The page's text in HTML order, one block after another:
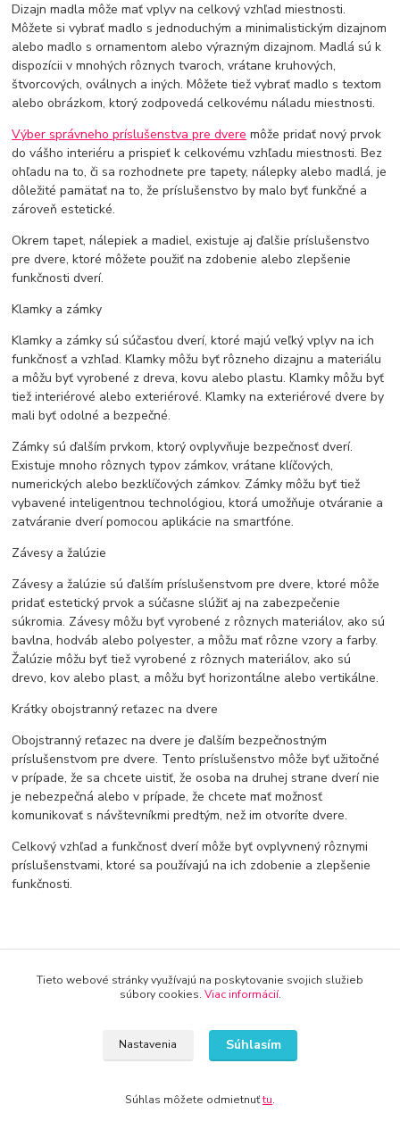
Dizajn madla môže mať vplyv na celkový vzhľad miestnosti.
Môžete si vybrať madlo s jednoduchým a minimalistickým dizajnom
alebo madlo s ornamentom alebo výrazným dizajnom. Madlá sú k
dispozícii v mnohých rôznych tvaroch, vrátane kruhových,
štvorcových, oválnych a iných. Môžete tiež vybrať madlo s textom
alebo obrázkom, ktorý zodpovedá celkovému náladu miestnosti.
Výber správneho príslušenstva pre dvere môže pridať nový prvok
do vášho interiéru a prispieť k celkovému vzhľadu miestnosti. Bez
ohľadu na to, či sa rozhodnete pre tapety, nálepky alebo madlá, je
dôležité pamätať na to, že príslušenstvo by malo byť funkčné a
zároveň estetické.
Okrem tapet, nálepiek a madiel, existuje aj ďalšie príslušenstvo
pre dvere, ktoré môžete použiť na zdobenie alebo zlepšenie
funkčnosti dverí.
Klamky a zámky
Klamky a zámky sú súčasťou dverí, ktoré majú veľký vplyv na ich
funkčnosť a vzhľad. Klamky môžu byť rôzneho dizajnu a materiálu
a môžu byť vyrobené z dreva, kovu alebo plastu. Klamky môžu byť
tiež interiérové alebo exteriérové. Klamky na exteriérové dvere by
mali byť odolné a bezpečné.
Zámky sú ďalším prvkom, ktorý ovplyvňuje bezpečnosť dverí.
Existuje mnoho rôznych typov zámkov, vrátane klíčových,
numerických alebo bezklíčových zámkov. Zámky môžu byť tiež
vybavené inteligentnou technológiou, ktorá umožňuje otváranie a
zatváranie dverí pomocou aplikácie na smartfóne.
Závesy a žalúzie
Závesy a žalúzie sú ďalším príslušenstvom pre dvere, ktoré môže
pridať estetický prvok a súčasne slúžiť aj na zabezpečenie
súkromia. Závesy môžu byť vyrobené z rôznych materiálov, ako sú
bavlna, hodváb alebo polyester, a môžu mať rôzne vzory a farby.
Žalúzie môžu byť tiež vyrobené z rôznych materiálov, ako sú
drevo, kov alebo plast, a môžu byť horizontálne alebo vertikálne.
Krátky obojstranný reťazec na dvere
Obojstranný reťazec na dvere je ďalším bezpečnostným
príslušenstvom pre dvere. Tento príslušenstvo môže byť užitočné
v prípade, že sa chcete uistiť, že osoba na druhej strane dverí nie
je nebezpečná alebo v prípade, že chcete mať možnosť
komunikovať s návštevníkmi predtým, než im otvoríte dvere.
Celkový vzhľad a funkčnosť dverí môže byť ovplyvnený rôznymi
príslušenstvami, ktoré sa používajú na ich zdobenie a zlepšenie
funkčnosti.
Využite dopravu úplne zadarmo
Značka Kameník Vás presvedčí o kvalite
Tieto webové stránky využívajú na poskytovanie svojich služieb
súbory cookies. Viac informácií.
Nastavenia Súhlasím
Súhlas môžete odmietnuťtu.